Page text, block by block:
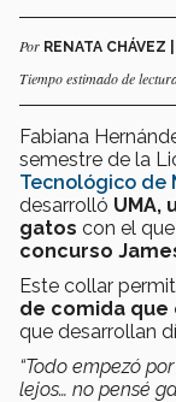
Por RENATA CHÁVEZ
Tiempo estimado de
Fabiana
semestre de la
Tecnológico de
desarrolló UMA,
gatos con el
concurso
Este collar
de comida
que desarrollan
“Todo empezó
lejos… no pensé